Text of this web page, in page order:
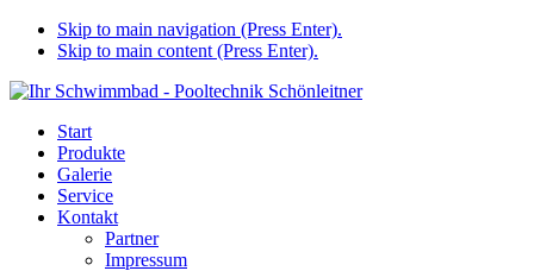
Skip to main navigation (Press Enter).
Skip to main content (Press Enter).
Start
Produkte
Galerie
Service
Kontakt
Partner
Impressum